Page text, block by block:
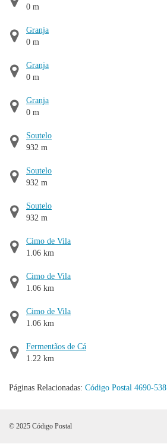
0 m
Granja
0 m
Granja
0 m
Granja
0 m
Soutelo
932 m
Soutelo
932 m
Soutelo
932 m
Cimo de Vila
1.06 km
Cimo de Vila
1.06 km
Cimo de Vila
1.06 km
Fermentãos de Cá
1.22 km
Páginas Relacionadas: Código Postal 4690-538
© 2025 Código Postal